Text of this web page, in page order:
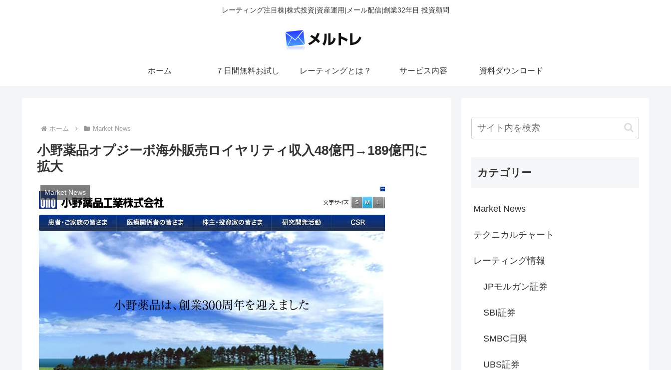
レーティング注目株|株式投資|資産運用|メール配信|創業32年目 投資顧問
ホーム ７日間無料お試し レーティングとは？ サービス内容 資料ダウンロード
ホーム Market News
小野薬品オプジーボ海外販売ロイヤリティ収入48億円→189億円に
拡大
Market News
カテゴリー
Market News
テクニカルチャート
レーティング情報
JPモルガン証券
SBI証券
SMBC日興
UBS証券